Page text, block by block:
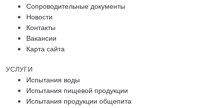
Сопроводительные документы
Новости
Контакты
Вакансии
Карта сайта
УСЛУГИ
Испытания воды
Испытания пищевой продукции
Испытания продукции общепита